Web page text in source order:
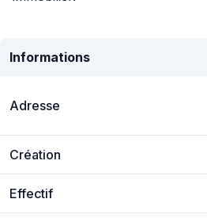
Informations
Adresse
Création
Effectif